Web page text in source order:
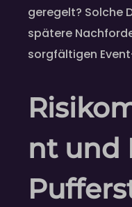
geregelt? Solche
spätere
sorgfältigen
nt und